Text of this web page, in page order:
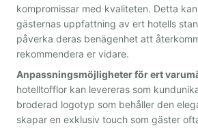
kompromissar med kvaliteten. Detta
gästernas uppfattning av ert hotells
påverka deras benägenhet att
rekommendera er vidare.
Anpassningsmöjligheter för ert
hotelltofflor kan levereras som
broderad logotyp som behåller den
skapar en exklusiv touch som gäster